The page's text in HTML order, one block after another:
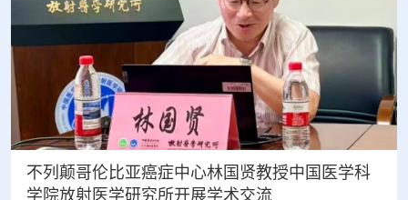
不列颠哥伦比亚癌症中心林国贤教授中国医学科
学院放射医学研究所开展学术交流